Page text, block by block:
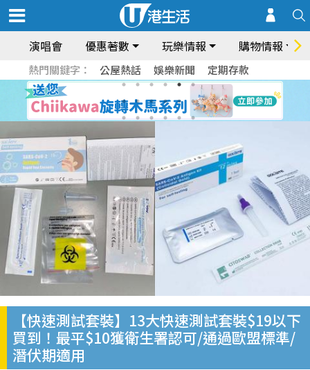
演唱會 優惠著數 玩樂情報 購物情報
熱門關鍵字： 公屋熱話 娛樂新聞 定期存款
【快速測試套裝】13大快速測試套裝$19以下
買到！最平$10獲衛生署認可/通過歐盟標準/
潛伏期適用